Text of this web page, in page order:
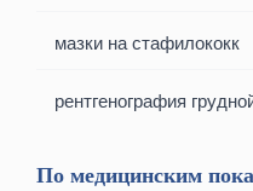
мазки на стафилококк
рентгенография
По медицинским